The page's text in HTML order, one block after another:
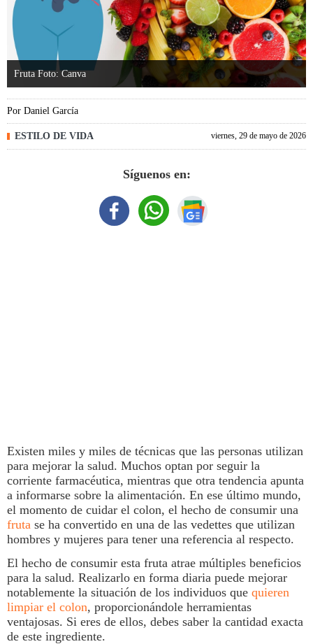
Fruta Foto: Canva
ESTILO DE VIDA
Por Daniel García
viernes, 29 de mayo de 2026
Síguenos en:
Existen miles y miles de técnicas que las personas utilizan
para mejorar la salud. Muchos optan por seguir la
corriente farmacéutica, mientras que otra tendencia apunta
a informarse sobre la alimentación. En ese último mundo,
el momento de cuidar el colon, el hecho de consumir una
fruta se ha convertido en una de las vedettes que utilizan
hombres y mujeres para tener una referencia al respecto.
El hecho de consumir esta fruta atrae múltiples beneficios
para la salud. Realizarlo en forma diaria puede mejorar
notablemente la situación de los individuos que quieren
limpiar el colon, proporcionándole herramientas
ventajosas. Si eres de ellos, debes saber la cantidad exacta
de este ingrediente.